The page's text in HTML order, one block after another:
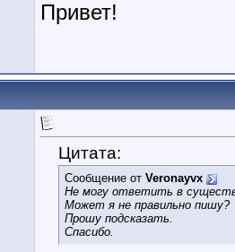
Привет!
Цитата:
Сообщение от Veronayvx
Не могу ответить в
Может я не правильно пишу?
Прошу подсказать.
Спасибо.